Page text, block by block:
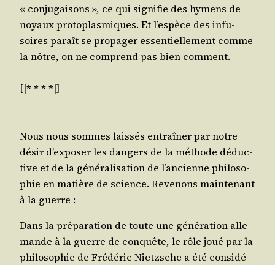
« conju­gai­sons », ce qui signi­fie des hymens de
noyaux pro­to­plas­miques. Et l’espèce des infu­
soires paraît se pro­pa­ger essen­tiel­le­ment comme
la nôtre, on ne com­prend pas bien comment.
[|* * * *|]
Nous nous sommes lais­sés entraî­ner par notre
désir d’exposer les dan­gers de la méthode déduc­
tive et de la géné­ra­li­sa­tion de l’ancienne phi­lo­so­
phie en matière de science. Reve­nons main­te­nant
à la guerre :
Dans la pré­pa­ra­tion de toute une géné­ra­tion alle­
mande à la guerre de conquête, le rôle joué par la
phi­lo­so­phie de Fré­dé­ric Nietzsche a été consi­dé­